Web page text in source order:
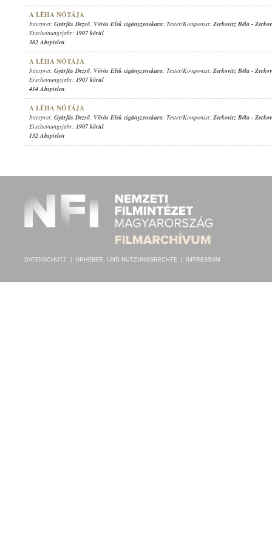
A LÉHA NÓTÁJA
Interpret: Gyárfás Dezső, Vörös Elek cigányzenekara; Texter/Komponist: Zerkovitz Béla -
Erscheinungsjahr: 1907 körül
382 Abspielen
A LÉHA NÓTÁJA
Interpret: Gyárfás Dezső, Vörös Elek cigányzenekara; Texter/Komponist: Zerkovitz Béla -
Erscheinungsjahr: 1907 körül
414 Abspielen
A LÉHA NÓTÁJA
Interpret: Gyárfás Dezső, Vörös Elek cigányzenekara; Texter/Komponist: Zerkovitz Béla -
Erscheinungsjahr: 1907 körül
132 Abspielen
DATENSCHUTZ URHEBER- UND NUTZUNGSRECHTE IMPRESSUM